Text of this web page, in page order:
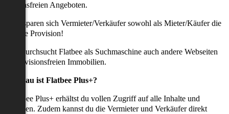
Angeboten.
uns sparen sich Vermieter/Verkäufer sowohl als Mieter/Käufer die
Provision!
durchsucht Flatbee als Suchmaschine auch andere Webseiten
provisionsfreien Immobilien.
genau ist Flatbee Plus+?
Flatbee Plus+ erhältst du vollen Zugriff auf alle Inhalte und
Zudem kannst du die Vermieter und Verkäufer direkt